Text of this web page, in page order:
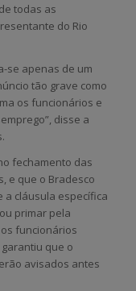
todas as
do Rio
se apenas de um
tão grave como
os funcionários e
disse a
fechamento das
e que o Bradesco
cláusula específica
primar pela
funcionários
que o
avisados antes